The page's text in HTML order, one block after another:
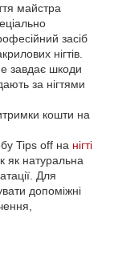
майстра
засіб
нігтів.
завдає шкоди
за нігтями
кошти на
Tips off на нігті
як натуральна
Для
допоміжні